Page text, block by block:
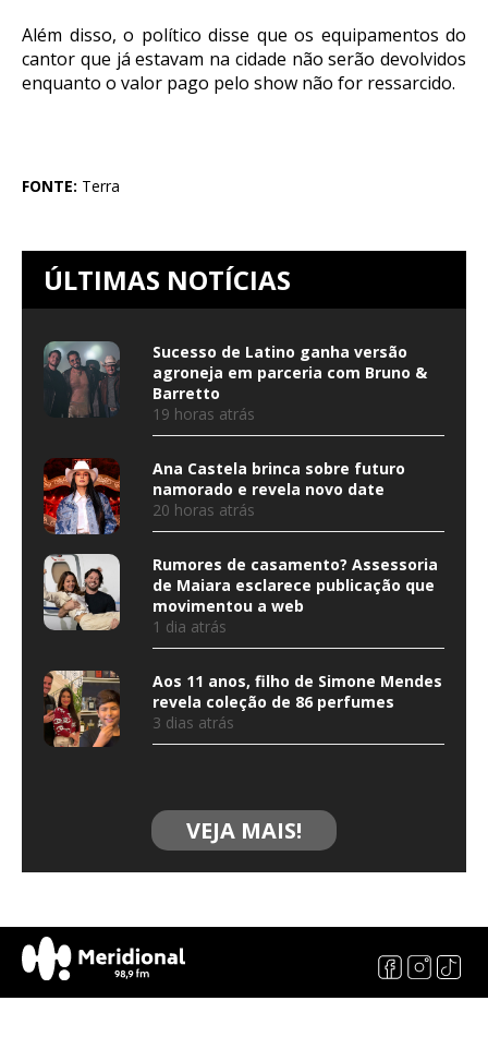
Além disso, o político disse que os equipamentos do
cantor que já estavam na cidade não serão devolvidos
enquanto o valor pago pelo show não for ressarcido.
FONTE: Terra
ÚLTIMAS NOTÍCIAS
Sucesso de Latino ganha versão
agroneja em parceria com Bruno &
Barretto
19 horas atrás
Ana Castela brinca sobre futuro
namorado e revela novo date
20 horas atrás
Rumores de casamento? Assessoria
de Maiara esclarece publicação que
movimentou a web
1 dia atrás
Aos 11 anos, filho de Simone Mendes
revela coleção de 86 perfumes
3 dias atrás
VEJA MAIS!